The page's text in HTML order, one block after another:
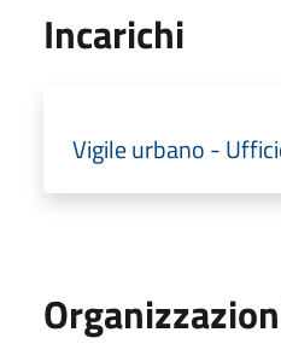
Incarichi
Vigile urbano -